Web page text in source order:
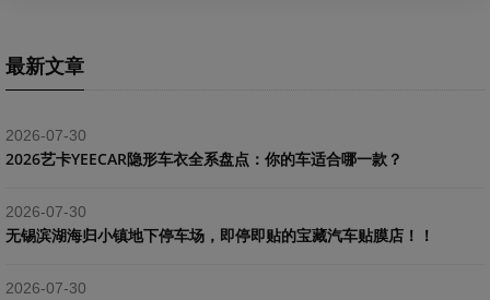
最新文章
2026-07-30
2026艺卡YEECAR隐形车衣全系盘点：你的车适合哪一款？
2026-07-30
​无锡滨湖海归小镇地下停车场，即停即贴的宝藏汽车贴膜店！！
2026-07-30